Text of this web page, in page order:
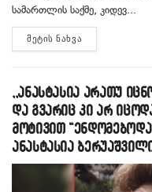
სამართლის საქმე, კიდევ...
ᲛᲔᲢᲘᲡ ᲜᲐᲮᲕᲐ
,,ანასტასია არათუ
და გვარიც კი არ
მოტივით
ანასტასია